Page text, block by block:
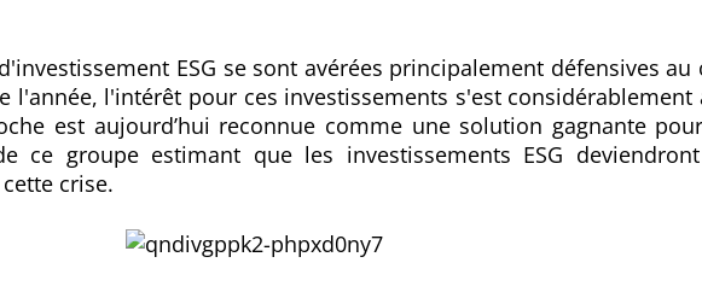
ESG se sont avérées principalement défensives au
l'année, l'intérêt pour ces investissements s'est considérablement
est aujourd’hui reconnue comme une solution gagnante
ce groupe estimant que les investissements ESG
crise.